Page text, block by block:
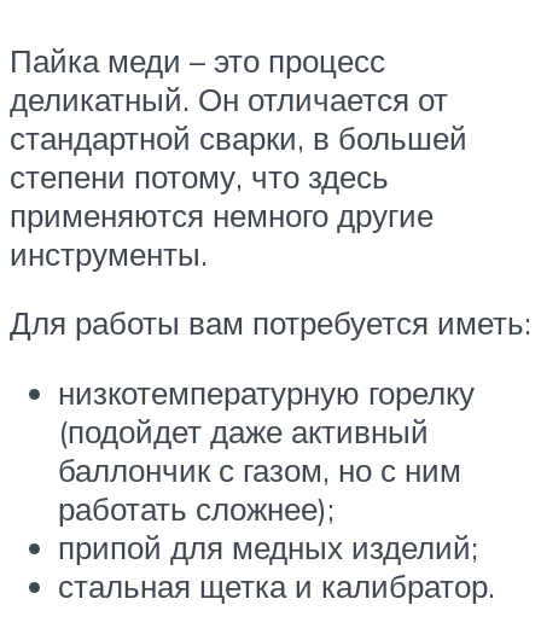
Пайка меди – это процесс
деликатный. Он отличается от
стандартной сварки, в большей
степени потому, что здесь
применяются немного другие
инструменты.
Для работы вам потребуется иметь:
низкотемпературную горелку
(подойдет даже активный
баллончик с газом, но с ним
работать сложнее);
припой для медных изделий;
стальная щетка и калибратор.